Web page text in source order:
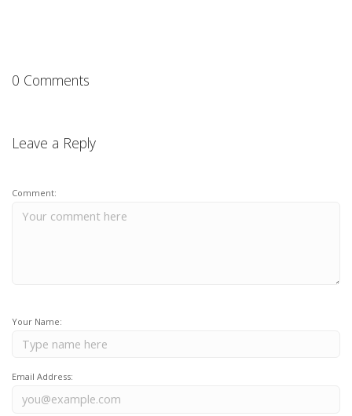
0 Comments
Leave a Reply
Comment:
Your Name:
Email Address: